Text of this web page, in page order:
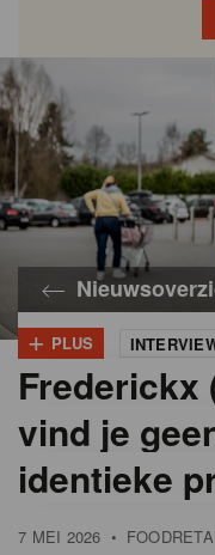
+ PLUS
Frederickx
vind je
identieke
7 MEI 2026 •
Emy
Elleboog
Gondola
academy
Gondola
society